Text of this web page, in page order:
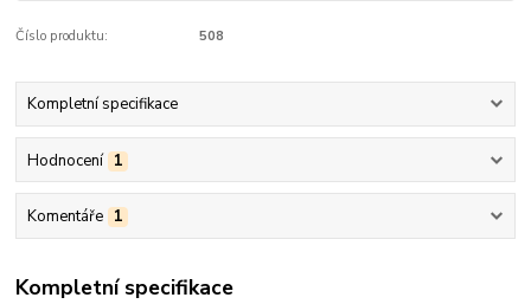
Číslo produktu: 508
Kompletní specifikace
Hodnocení 1
Komentáře 1
Kompletní specifikace